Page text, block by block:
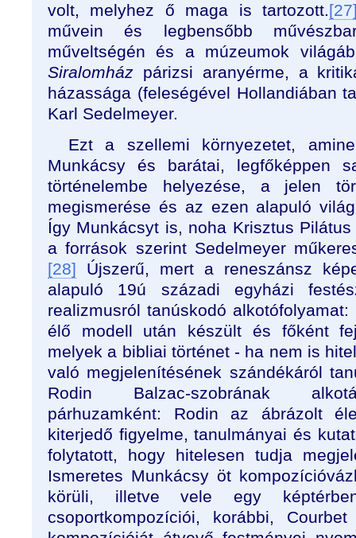
volt, melyhez ő maga is tartozott.
művein és legbensőbb
műveltségén és a múzeumok
Siralomház párizsi aranyérme, a
házassága (feleségével Hollandiában
Karl Sedelmeyer.
Ezt a szellemi környezetet,
Munkácsy és barátai, legfőképpen
történelembe helyezése, a jelen
megismerése és az ezen alapuló
Így Munkácsyt is, noha Krisztus
a források szerint Sedelmeyer
[28] Újszerű, mert a reneszánsz
alapuló 19ú századi egyházi
realizmusról tanúskodó
élő modell után készült és főként
melyek a bibliai történet - ha nem is
való megjelenítésének szándékáról
Rodin Balzac-szobrának
párhuzamként: Rodin az ábrázolt
kiterjedő figyelme, tanulmányai és
folytatott, hogy hitelesen tudja
Ismeretes Munkácsy öt
körüli, illetve vele egy
csoportkompozíciói, korábbi,